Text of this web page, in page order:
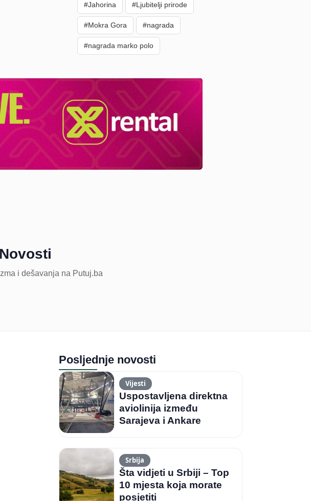
#Jahorina #Ljubitelji prirode
#Mokra Gora #nagrada
#nagrada marko polo
i dešavanja na Putuj.ba
Posljednje novosti
Vijesti
Uspostavljena direktna
aviolinija između
Sarajeva i Ankare
Srbija
Šta vidjeti u Srbiji – Top
10 mjesta koja morate
posjetiti